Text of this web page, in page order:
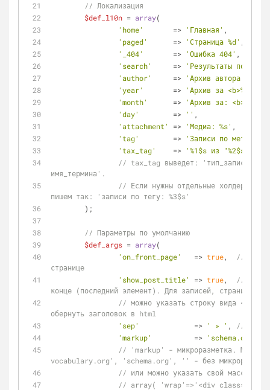
// Локализация
$def_l10n = array(
'home'
       =>
'Главная' ,
'paged'
      =>
'Страница %d'
'_404'
       =>
'Ошибка 404' ,
'search'
     =>
'Результаты поиска
'author'
     =>
'Архив автора:
'year'
       =>
'Архив за <b>%d</
'month'
      =>
'Архив за: <b>%s</
'day'
        =>
'' ,
'attachment'
=> 'Медиа: %s' ,
'tag'
        =>
'Записи по метке:
'tax_tag'
    =>
'%1$s из "%2$s" по
// tax_tag выведет: 'тип_записи из
имя_термина'.
// Если нужны отдельные холдеры,
пишем так: 'записи по тегу: %3$s'
	);
// Параметры по умолчанию
$def_args = array(
'on_front_page'
   =>
true,
//
странице
'show_post_title'
=> true,
//
конце (последний элемент). Для записей, страниц,
// можно указать строку вида
обернуть заголовок в html
'sep'
             =>
' » ' ,
//
'markup'
          =>
'schema.org'
// 'markup' - микроразметка.
vocabulary.org', 'schema.org', '' - без
// или можно указать свой массив
// array( 'wrap'=>'<div